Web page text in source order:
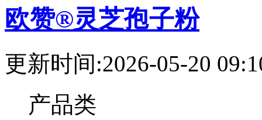
欧赞®灵芝孢子粉
更新时间:2026-05-20
产品类